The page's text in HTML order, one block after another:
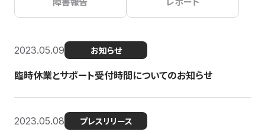
2023.05.09 お知らせ
臨時休業とサポート受付時間についてのお知らせ
2023.05.08 プレスリリース